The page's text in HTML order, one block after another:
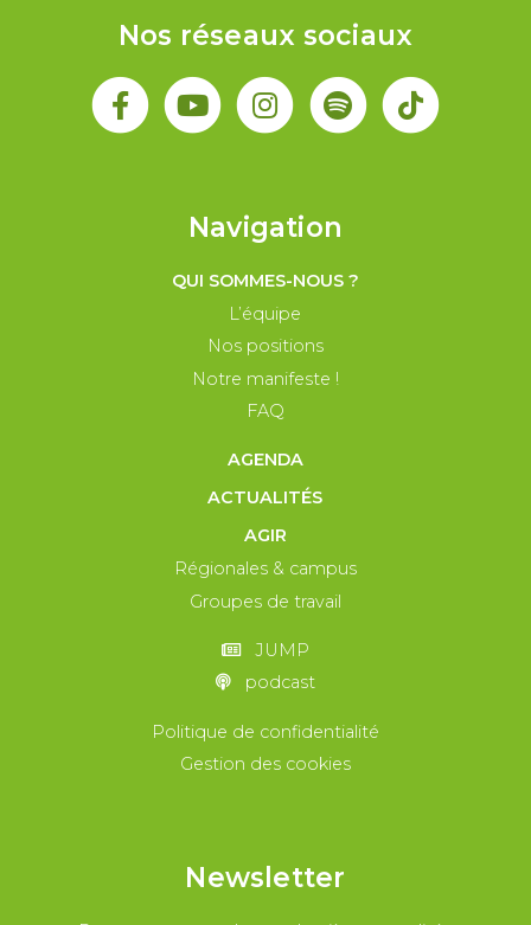
Nos réseaux sociaux
Navigation
QUI SOMMES-NOUS ?
L’équipe
Nos positions
Notre manifeste !
FAQ
AGENDA
ACTUALITÉS
AGIR
Régionales & campus
Groupes de travail
JUMP
podcast
Politique de confidentialité
Gestion des cookies
Newsletter